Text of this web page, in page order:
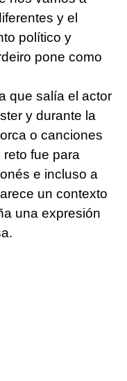
y el
político y
pone como
que salía el actor
y durante la
o canciones
fue para
e incluso a
un contexto
una expresión